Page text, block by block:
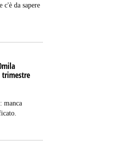
c'è da sapere
trimestre
manca